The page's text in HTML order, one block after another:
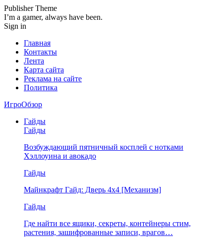
Publisher Theme
I’m a gamer, always have been.
Sign in
Главная
Контакты
Лента
Карта сайта
Реклама на сайте
Политика
ИгроОбзор
Гайды
Гайды
Возбуждающий пятничный косплей с нотками
Хэллоуина и авокадо
Гайды
Майнкрафт Гайд: Дверь 4х4 [Механизм]
Гайды
Где найти все ящики, секреты, контейнеры стим,
растения, зашифрованные записи, врагов…